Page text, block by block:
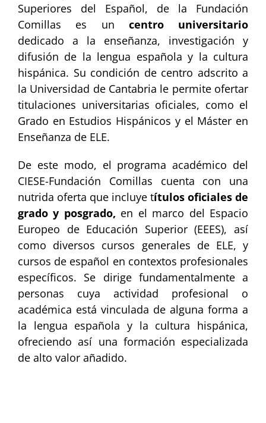
Superiores del Español, de la Fundación
Comillas es un centro universitario
dedicado a la enseñanza, investigación y
difusión de la lengua española y la cultura
hispánica. Su condición de centro adscrito a
la Universidad de Cantabria le permite ofertar
titulaciones universitarias oficiales, como el
Grado en Estudios Hispánicos y el Máster en
Enseñanza de ELE.
De este modo, el programa académico del
CIESE-Fundación Comillas cuenta con una
nutrida oferta que incluye títulos oficiales de
grado y posgrado, en el marco del Espacio
Europeo de Educación Superior (EEES), así
como diversos cursos generales de ELE, y
cursos de español en contextos profesionales
específicos. Se dirige fundamentalmente a
personas cuya actividad profesional o
académica está vinculada de alguna forma a
la lengua española y la cultura hispánica,
ofreciendo así una formación especializada
de alto valor añadido.